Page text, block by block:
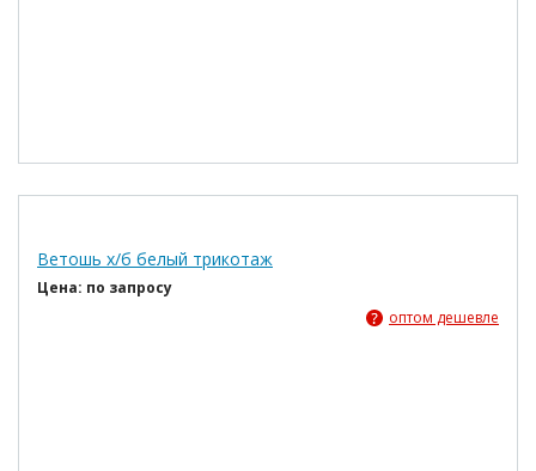
Ветошь х/б белый трикотаж
Цена: по запросу
оптом дешевле